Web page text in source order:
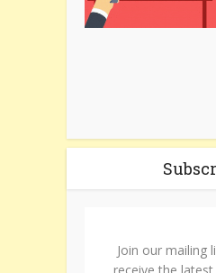
Join our mailing